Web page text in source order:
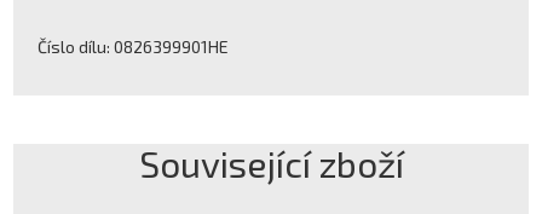
Číslo dílu: 0826399901HE
Související zboží